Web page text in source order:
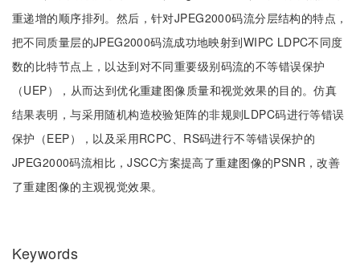
重递增的顺序排列。然后，针对JPEG2000码流分层结构的特点，
把不同质量层的JPEG2000码流成功地映射到WIPC LDPC不同度
数的比特节点上，以达到对不同重要级别码流的不等错误保护
（UEP），从而达到优化重建图像质量和视觉效果的目的。仿真
结果表明，与采用随机构造校验矩阵的非规则LDPC码进行等错误
保护（EEP），以及采用RCPC、RS码进行不等错误保护的
JPEG2000码流相比，JSCC方案提高了重建图像的PSNR，改善
了重建图像的主观视觉效果。
Keywords